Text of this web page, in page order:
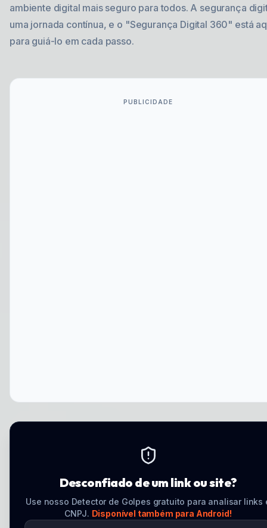
ambiente digital mais seguro para todos. A segurança
uma jornada contínua, e o "Segurança Digital 360" está
para guiá-lo em cada passo.
PUBLICIDADE
Desconfiado de um link ou site?
Use nosso Detector de Golpes gratuito para analisar links
CNPJ. Disponível também para Android!